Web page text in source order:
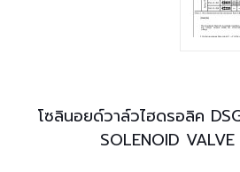
โซลินอยด์วาล์วไฮดรอลิค
SOLENOID